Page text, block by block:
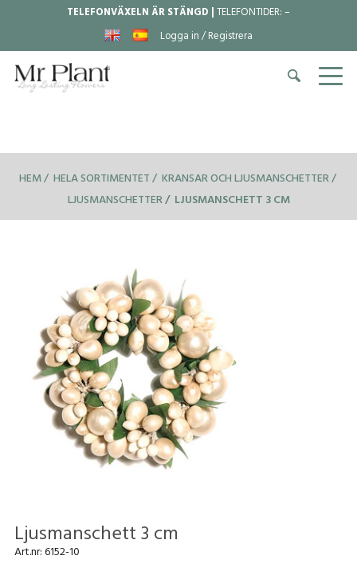
TELEFONVÄXELN ÄR STÄNGD |TELEFONTIDER:–
Logga in / Registrera
HEM HELA SORTIMENTET KRANSAR OCH LJUSMANSCHETTER
LJUSMANSCHETTER
LJUSMANSCHETT 3 CM
Ljusmanschett 3 cm
Art.nr:6152-10